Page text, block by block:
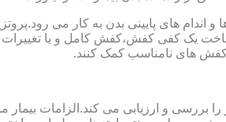
های پایینی بدن به کار می
ساخت یک کفی کفش،کفش کامل و یا
کفش های نامناسب کمک کنند.
بررسی و ارزیابی می کند.الزامات